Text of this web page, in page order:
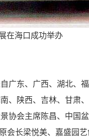
在海口成功举办
广东、广西、湖北、
、陕西、吉林、甘肃
协会主席陈昌、中国
会长梁悦美、嘉盛园